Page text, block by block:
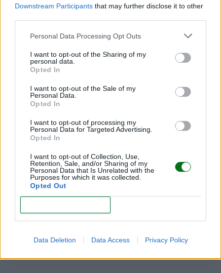
Downstream Participants that may further disclose it to other
Personal Data Processing Opt Outs
I want to opt-out of the Sharing of my
personal data.
Opted In
I want to opt-out of the Sale of my
Personal Data.
Opted In
I want to opt-out of processing my
Personal Data for Targeted Advertising.
Opted In
I want to opt-out of Collection, Use,
Retention, Sale, and/or Sharing of my
Personal Data that Is Unrelated with the
Purposes for which it was collected.
Opted Out
Data Deletion Data Access Privacy Policy
Te puede interesar…
¿Es bueno o malo hablar a los bebés con un
lenguaje y un tono "infantilizados"?
LEER
Hablar al bebé en dos idiomas desde el
nacimiento: ¿le beneficia o lo confunde?